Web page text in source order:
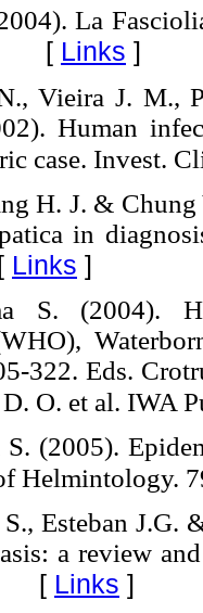
La
[ Links ]
Vieira J. M.,
Human
case. Invest.
H. J. &
in
Links ]
S. (2004).
322. Eds.
O. et al. IWA
S. (2005).
Helmintology.
S., Esteban
a review
Links ]